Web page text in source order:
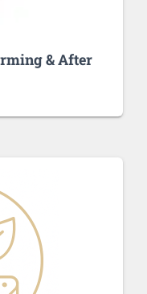
& After